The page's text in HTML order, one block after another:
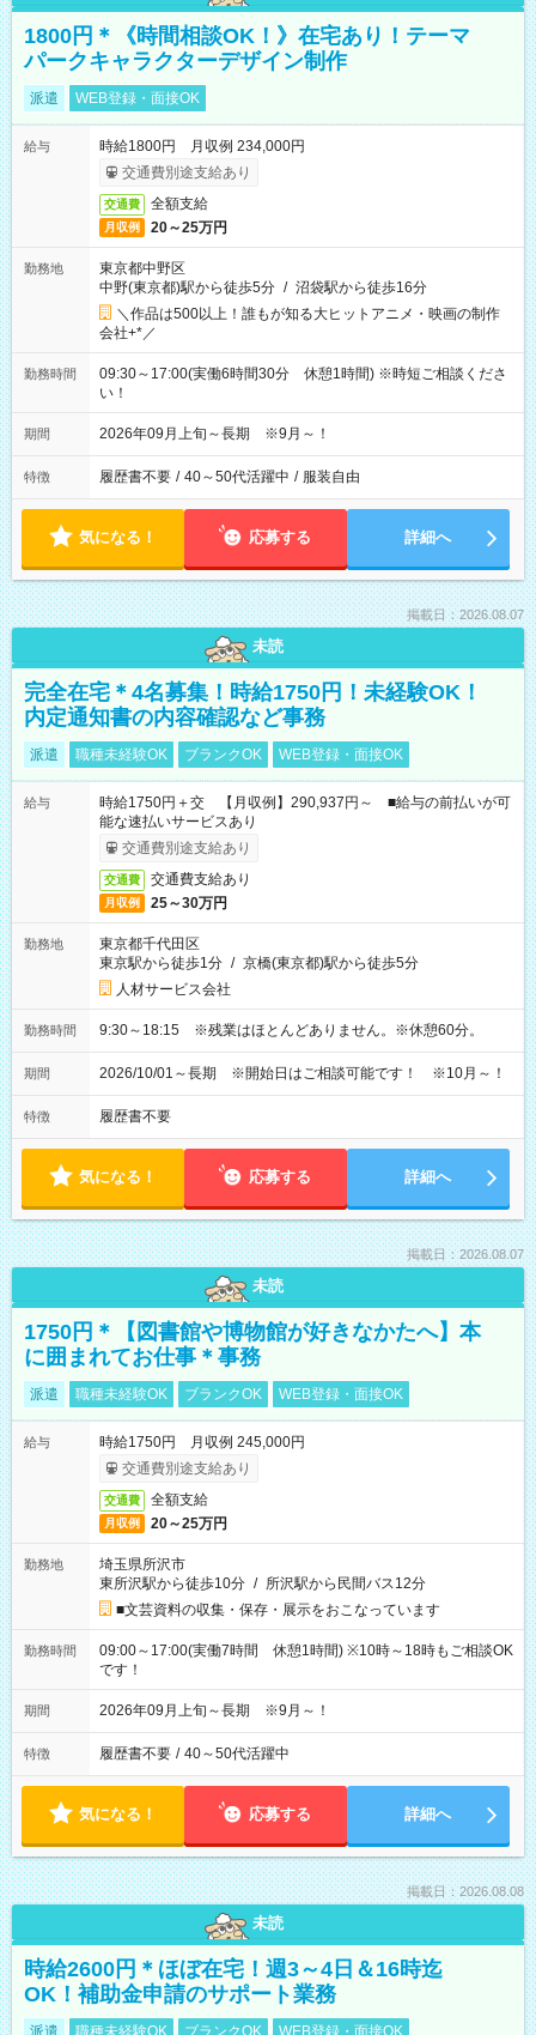
1800円＊《時間相談OK！》在宅あり！テーマ
パークキャラクターデザイン制作
派遣 WEB登録・面接OK
給与
時給1800円 月収例 234,000円
交通費別途支給あり
交通費 全額支給
月収例 20～25万円
勤務地
東京都中野区
中野(東京都)駅から徒歩5分 / 沼袋駅から徒歩16分
＼作品は500以上！誰もが知る大ヒットアニメ・映画の制作
会社+*／
勤務時間
09:30～17:00(実働6時間30分 休憩1時間) ※時短ご相談くださ
い！
期間 2026年09月上旬～長期 ※9月～！
特徴 履歴書不要 / 40～50代活躍中 / 服装自由
気になる！ 応募する 詳細へ
掲載日：2026.08.07
未読
完全在宅＊4名募集！時給1750円！未経験OK！
内定通知書の内容確認など事務
派遣 職種未経験OK ブランクOK WEB登録・面接OK
給与
時給1750円＋交 【月収例】290,937円～ ■給与の前払いが可
能な速払いサービスあり
交通費別途支給あり
交通費 交通費支給あり
月収例 25～30万円
勤務地
東京都千代田区
東京駅から徒歩1分 / 京橋(東京都)駅から徒歩5分
人材サービス会社
勤務時間 9:30～18:15 ※残業はほとんどありません。※休憩60分。
期間 2026/10/01～長期 ※開始日はご相談可能です！ ※10月～！
特徴 履歴書不要
気になる！ 応募する 詳細へ
掲載日：2026.08.07
未読
1750円＊【図書館や博物館が好きなかたへ】本
に囲まれてお仕事＊事務
派遣 職種未経験OK ブランクOK WEB登録・面接OK
給与
時給1750円 月収例 245,000円
交通費別途支給あり
交通費 全額支給
月収例 20～25万円
勤務地
埼玉県所沢市
東所沢駅から徒歩10分 / 所沢駅から民間バス12分
■文芸資料の収集・保存・展示をおこなっています
勤務時間
09:00～17:00(実働7時間 休憩1時間) ※10時～18時もご相談OK
です！
期間 2026年09月上旬～長期 ※9月～！
特徴 履歴書不要 / 40～50代活躍中
気になる！ 応募する 詳細へ
掲載日：2026.08.08
未読
時給2600円＊ほぼ在宅！週3～4日＆16時迄
OK！補助金申請のサポート業務
派遣 職種未経験OK ブランクOK WEB登録・面接OK